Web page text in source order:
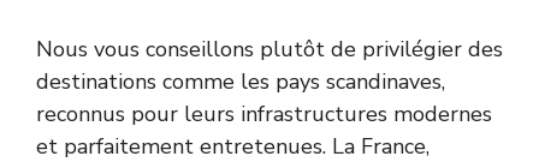
Nous vous conseillons plutôt de privilégier des
destinations comme les pays scandinaves,
reconnus pour leurs infrastructures modernes
et parfaitement entretenues. La France,